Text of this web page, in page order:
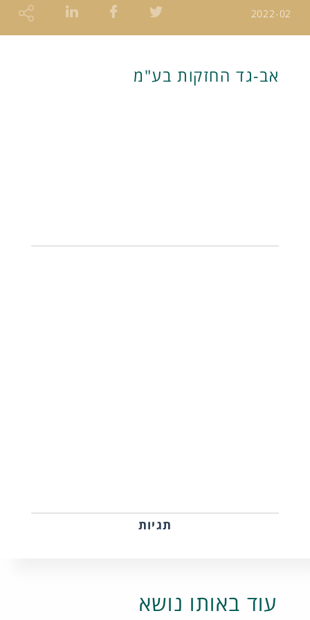
2022-02
אב-גד החזקות בע"מ
תגיות
עוד באותו נושא